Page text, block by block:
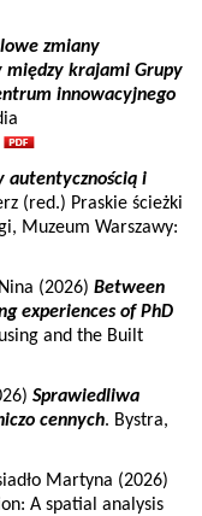
zmiany
między krajami Grupy
innowacyjnego
autentycznością i
(red.) Praskie ścieżki
Muzeum Warszawy:
(2026) Between
experiences of PhD
and the Built
Sprawiedliwa
cennych. Bystra,
Martyna (2026)
A spatial analysis